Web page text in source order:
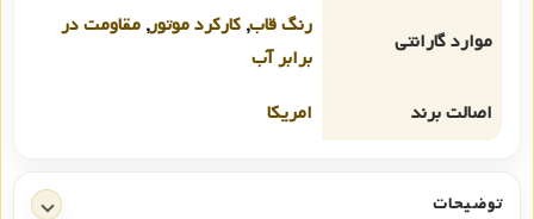
موارد گارانتی
رنگ قاب, کارکرد موتور, مقاومت در
برابر آب
اصالت برند
امریکا
توضیحات